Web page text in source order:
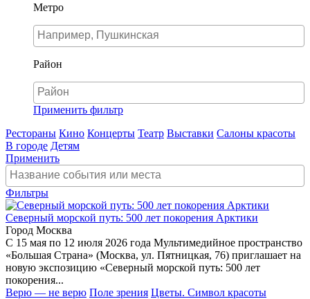
Метро
Район
Применить фильтр
Рестораны Кино Концерты Театр Выставки Салоны красоты
В городе Детям
Применить
Фильтры
Северный морской путь: 500 лет покорения Арктики
Город Москва
С 15 мая по 12 июля 2026 года Мультимедийное пространство
«Большая Страна» (Москва, ул. Пятницкая, 76) приглашает на
новую экспозицию «Северный морской путь: 500 лет
покорения...
Верю — не верю Поле зрения Цветы. Символ красоты